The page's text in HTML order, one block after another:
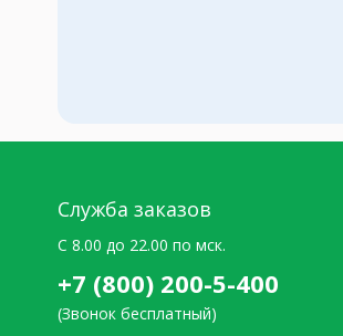
Служба заказов
C 8.00 до 22.00 по мск.
+7 (800) 200-5-400
(Звонок бесплатный)